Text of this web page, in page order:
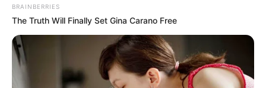
BRAINBERRIES
The Truth Will Finally Set Gina Carano Free